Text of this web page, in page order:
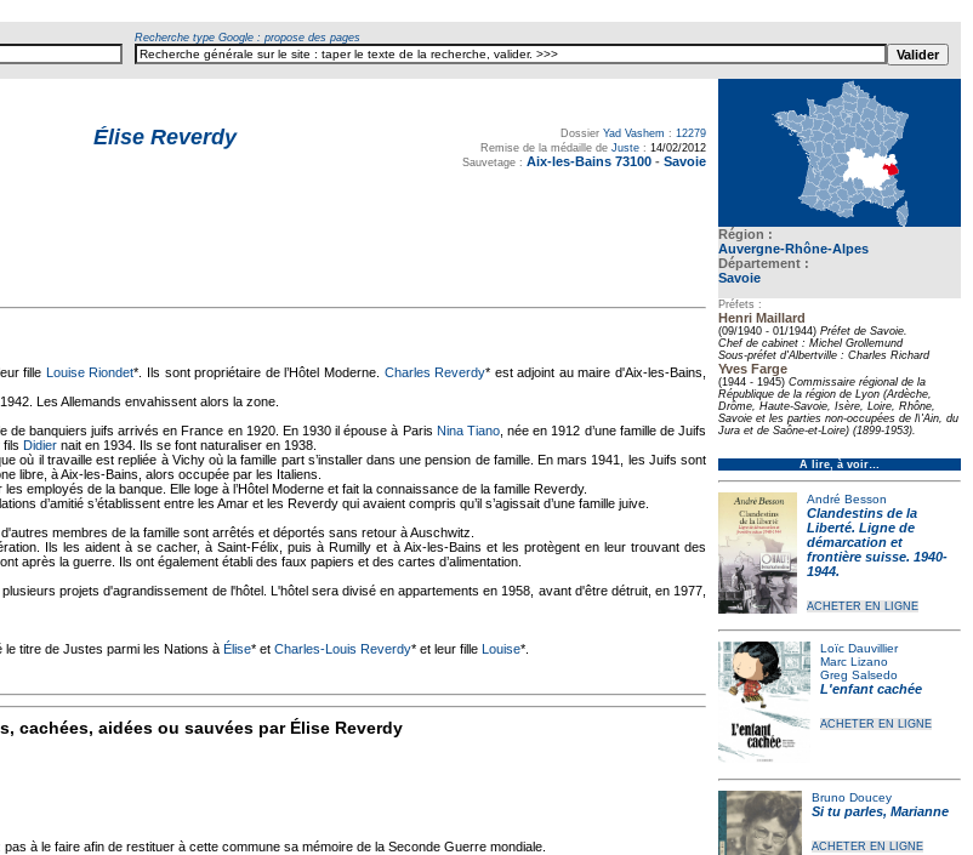
Recherche type Google : propose des pages
Région :
Auvergne-Rhône-Alpes
Département :
Savoie
Préfets :
Henri Maillard
(09/1940 - 01/1944) Préfet de Savoie.
Chef de cabinet : Michel Grollemund
Sous-préfet d'Albertville : Charles Richard
Yves Farge
(1944 - 1945) Commissaire régional de la
République de la région de Lyon (Ardèche,
Drôme, Haute-Savoie, Isère, Loire, Rhône,
Savoie et les parties non-occupées de l\'Ain, du
Jura et de Saône-et-Loire) (1899-1953).
À lire, à voir…
André Besson
Clandestins de la
Liberté. Ligne de
démarcation et
frontière suisse. 1940-
1944.
ACHETER EN LIGNE
Loïc Dauvillier
Marc Lizano
Greg Salsedo
L'enfant cachée
ACHETER EN LIGNE
Bruno Doucey
Si tu parles, Marianne
ACHETER EN LIGNE
Élise Reverdy Dossier Yad Vashem : 12279
Remise de la médaille de Juste : 14/02/2012
Sauvetage : Aix-les-Bains 73100 - Savoie
fille Louise Riondet*. Ils sont propriétaire de l’Hôtel Moderne. Charles Reverdy* est adjoint au maire d'Aix-les-Bains,
Les Allemands envahissent alors la zone.
de banquiers juifs arrivés en France en 1920. En 1930 il épouse à Paris Nina Tiano, née en 1912 d’une famille de Juifs
fils Didier nait en 1934. Ils se font naturaliser en 1938.
où il travaille est repliée à Vichy où la famille part s’installer dans une pension de famille. En mars 1941, les Juifs sont
libre, à Aix-les-Bains, alors occupée par les Italiens.
employés de la banque. Elle loge à l’Hôtel Moderne et fait la connaissance de la famille Reverdy.
d’amitié s’établissent entre les Amar et les Reverdy qui avaient compris qu’il s’agissait d’une famille juive.
membres de la famille sont arrêtés et déportés sans retour à Auschwitz.
Ils les aident à se cacher, à Saint-Félix, puis à Rumilly et à Aix-les-Bains et les protègent en leur trouvant des
après la guerre. Ils ont également établi des faux papiers et des cartes d’alimentation.
projets d'agrandissement de l'hôtel. L'hôtel sera divisé en appartements en 1958, avant d'être détruit, en 1977,
le titre de Justes parmi les Nations à Élise* et Charles-Louis Reverdy* et leur fille Louise*.
cachées, aidées ou sauvées par Élise Reverdy
à le faire afin de restituer à cette commune sa mémoire de la Seconde Guerre mondiale.